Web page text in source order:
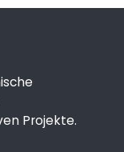
Projekte.